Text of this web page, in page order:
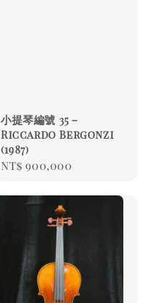
小提琴編號 35－
Riccardo Bergonzi
(1987)
Regular
NT$ 900,000